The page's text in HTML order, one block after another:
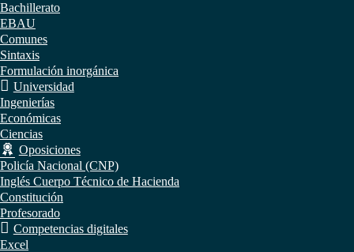
Bachillerato
EBAU
Comunes
Sintaxis
Formulación inorgánica
Universidad
Ingenierías
Económicas
Ciencias
Oposiciones
Policía Nacional (CNP)
Inglés Cuerpo Técnico de Hacienda
Constitución
Profesorado
Competencias digitales
Excel